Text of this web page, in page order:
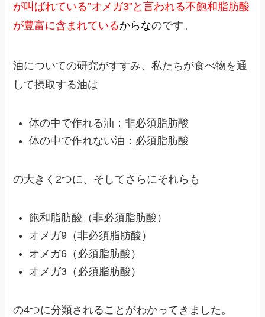
が叫ばれている”オメガ3”と言われる不飽和脂肪酸
が豊富に含まれているからなのです。
油についての研究がすすみ、私たちが食べ物を通
して摂取する油は
体の中で作れる油：非必須脂肪酸
体の中で作れない油：必須脂肪酸
の大きく2つに、そしてさらにそれらも
飽和脂肪酸（非必須脂肪酸）
オメガ9（非必須脂肪酸）
オメガ6（必須脂肪酸）
オメガ3（必須脂肪酸）
の4つに分類されることがわかってきました。